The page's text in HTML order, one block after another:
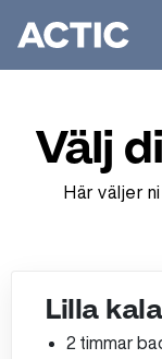
Välj
Här väljer
Lilla
2 timmar